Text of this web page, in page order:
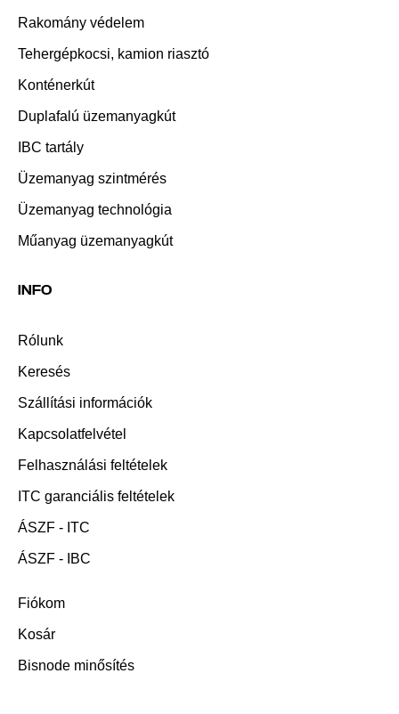
Rakomány védelem
Tehergépkocsi, kamion riasztó
Konténerkút
Duplafalú üzemanyagkút
IBC tartály
Üzemanyag szintmérés
Üzemanyag technológia
Műanyag üzemanyagkút
INFO
Rólunk
Keresés
Szállítási információk
Kapcsolatfelvétel
Felhasználási feltételek
ITC garanciális feltételek
ÁSZF - ITC
ÁSZF - IBC
Fiókom
Kosár
Bisnode minősítés